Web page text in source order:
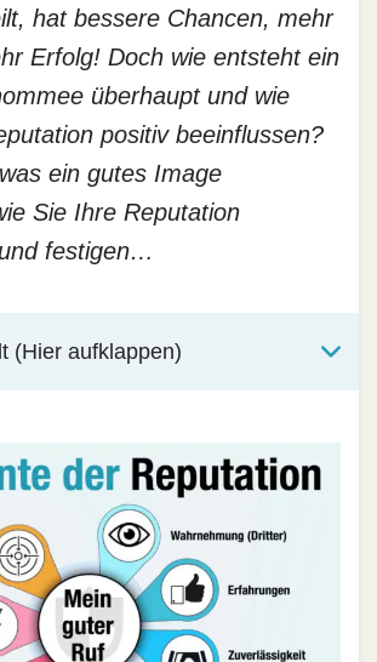
hat bessere Chancen, mehr
Erfolg! Doch wie entsteht ein
überhaupt und wie
positiv beeinflussen?
ein gutes Image
Sie Ihre Reputation
festigen…
(Hier aufklappen)